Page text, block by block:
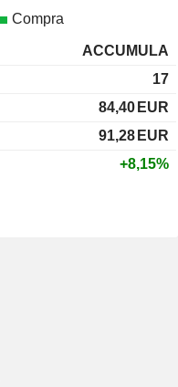
Compra
ACCUMULA
17
84,40 EUR
91,28 EUR
+8,15%